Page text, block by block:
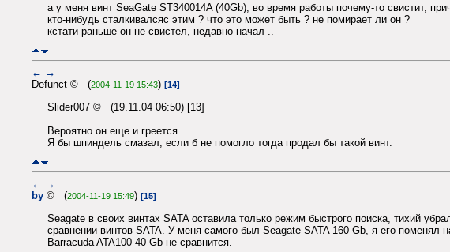
а у меня винт SeaGate ST340014A (40Gb), во время работы почему-то свистит,
кто-нибудь сталкивалсяс этим ? что это может быть ? не помирает ли он ?
кстати раньше он не свистел, недавно начал ..
← →
Defunct © (2004-11-19 15:43) [14]
Slider007 © (19.11.04 06:50) [13]
Вероятно он еще и греется.
Я бы шпиндель смазал, если б не помогло тогда продал бы такой винт.
← →
by © (2004-11-19 15:49) [15]
Seagate в своих винтах SATA оставила только режим быстрого поиска, тихий
сравнении винтов SATA. У меня самого был Seagate SATA 160 Gb, я его
Barracuda ATA100 40 Gb не сравнится.